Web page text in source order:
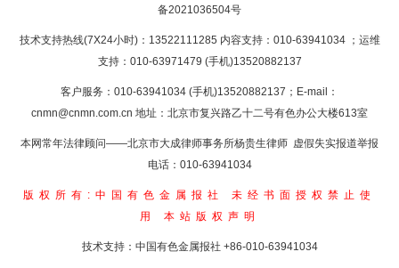
备2021036504号
技术支持热线(7X24小时)：13522111285 内容支持：010-63941034 ；运维
支持：010-63971479 (手机)13520882137
客户服务：010-63941034 (手机)13520882137；E-mail：
cnmn@cnmn.com.cn 地址：北京市复兴路乙十二号有色办公大楼613室
本网常年法律顾问——北京市大成律师事务所杨贵生律师 虚假失实报道举报
电话：010-63941034
版权所有:中国有色金属报社
未经书面授权禁止使
用 本站版权声明
技术支持：中国有色金属报社 +86-010-63941034